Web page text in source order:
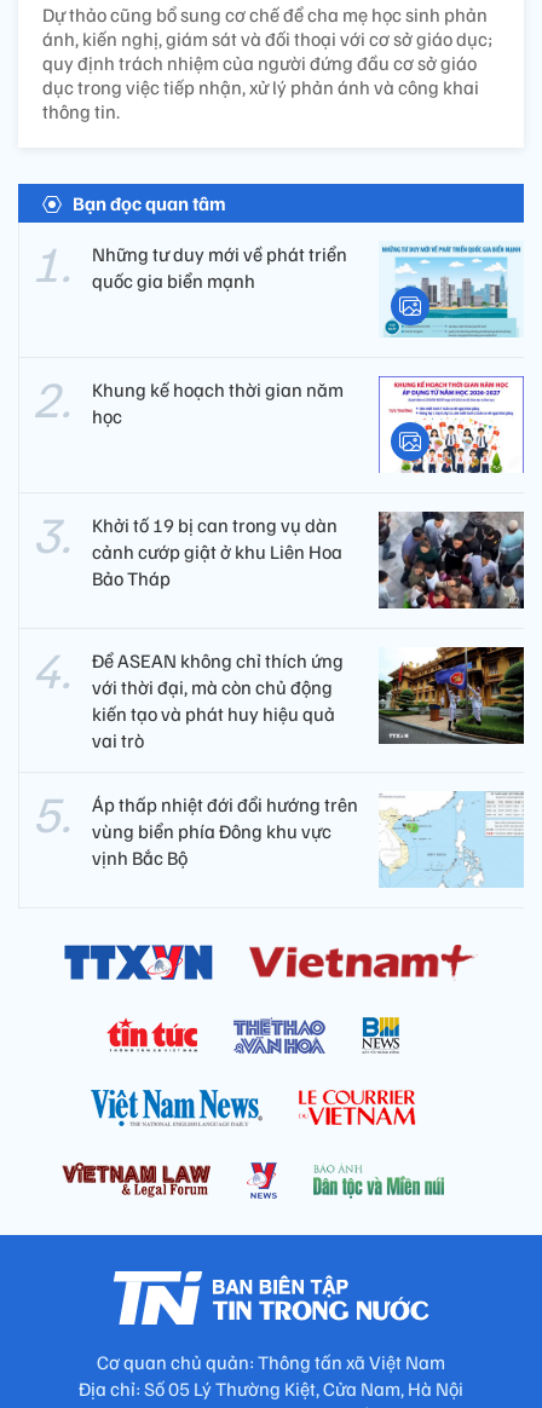
Dự thảo cũng bổ sung cơ chế để cha mẹ học sinh phản
ánh, kiến nghị, giám sát và đối thoại với cơ sở giáo dục;
quy định trách nhiệm của người đứng đầu cơ sở giáo
dục trong việc tiếp nhận, xử lý phản ánh và công khai
thông tin.
Bạn đọc quan tâm
Những tư duy mới về phát triển
quốc gia biển mạnh
Khung kế hoạch thời gian năm
học
Khởi tố 19 bị can trong vụ dàn
cảnh cướp giật ở khu Liên Hoa
Bảo Tháp
Để ASEAN không chỉ thích ứng
với thời đại, mà còn chủ động
kiến tạo và phát huy hiệu quả
vai trò
Áp thấp nhiệt đới đổi hướng trên
vùng biển phía Đông khu vực
vịnh Bắc Bộ
Cơ quan chủ quản: Thông tấn xã Việt Nam
Địa chỉ: Số 05 Lý Thường Kiệt, Cửa Nam, Hà Nội